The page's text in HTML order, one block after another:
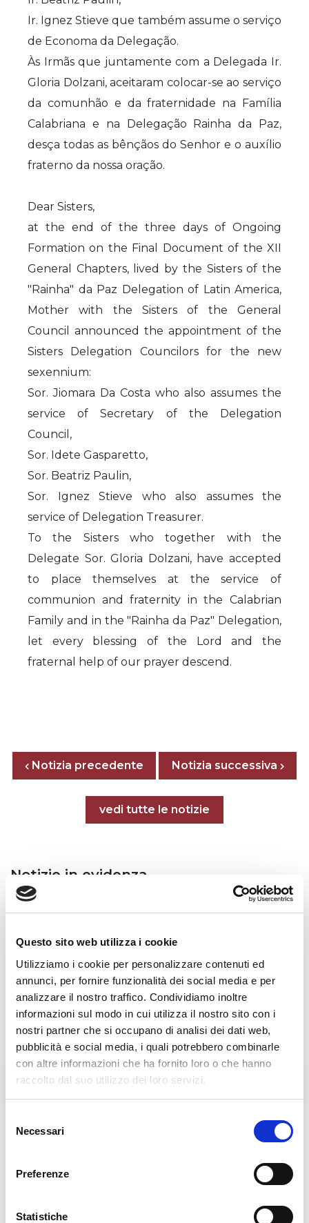
Questo sito web utilizza i cookie
Utilizziamo i cookie per personalizzare contenuti ed
annunci, per fornire funzionalità dei social media e per
analizzare il nostro traffico. Condividiamo inoltre
informazioni sul modo in cui utilizza il nostro sito con i
nostri partner che si occupano di analisi dei dati web,
pubblicità e social media, i quali potrebbero combinarle
con altre informazioni che ha fornito loro o che hanno
raccolto dal suo utilizzo dei loro servizi.
delNecessari
Preferenze
Statistiche
Ir. Ignez Stieve que também assume o serviço
de Economa da Delegação.
Às Irmãs que juntamente com a Delegada Ir.
Gloria Dolzani, aceitaram colocar-se ao serviço
da comunhão e da fraternidade na Família
Calabriana e na Delegação Rainha da Paz,
desça todas as bênçãos do Senhor e o auxílio
fraterno da nossa oração.
Dear Sisters,
at the end of the three days of Ongoing
Formation on the Final Document of the XII
General Chapters, lived by the Sisters of the
"Rainha" da Paz Delegation of Latin America,
Mother with the Sisters of the General
Council announced the appointment of the
Sisters Delegation Councilors for the new
sexennium:
Sor. Jiomara Da Costa who also assumes the
service of Secretary of the Delegation
Council,
Sor. Idete Gasparetto,
Sor. Beatriz Paulin,
Sor. Ignez Stieve who also assumes the
service of Delegation Treasurer.
To the Sisters who together with the
Delegate Sor. Gloria Dolzani, have accepted
to place themselves at the service of
communion and fraternity in the Calabrian
Family and in the "Rainha da Paz" Delegation,
let every blessing of the Lord and the
fraternal help of our prayer descend.
Posts
Notizia precedente Previous page
Next page
Notizia successiva
Tutte le notizie
vedi tutte le notizie
Notizie in evidenza
Fratel Carlo Desiderati Don Antonio Mazzi